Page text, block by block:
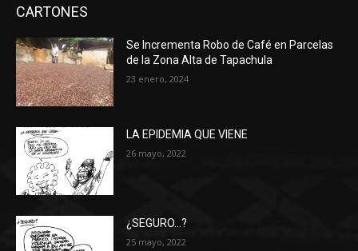
CARTONES
Se Incrementa Robo de Café en Parcelas
de la Zona Alta de Tapachula
23 enero, 2024
LA EPIDEMIA QUE VIENE
26 mayo, 2022
¿SEGURO…?
25 mayo, 2022